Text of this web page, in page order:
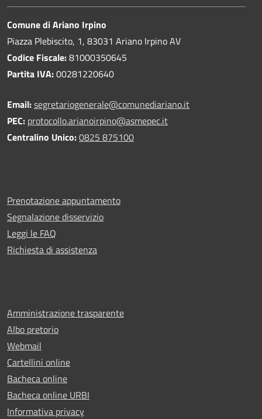
Comune di Ariano Irpino
Piazza Plebiscito, 1, 83031 Ariano Irpino AV
Codice Fiscale:81000350645
Partita IVA:00281220640
Email:segretariogenerale@comunediariano.it
PEC: protocollo.arianoirpino@asmepec.it
Centralino Unico:0825 875100
Prenotazione appuntamento
Segnalazione disservizio
Leggi le FAQ
Richiesta di assistenza
Amministrazione trasparente
Albo pretorio
Webmail
Cartellini online
Bacheca online
Bacheca online URBI
Informativa privacy